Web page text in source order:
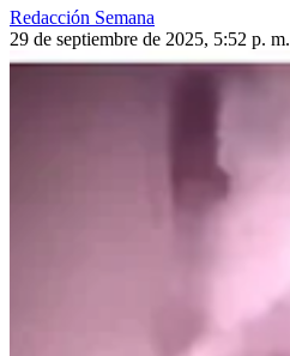
Redacción Semana
29 de septiembre de 2025, 5:52 p. m.